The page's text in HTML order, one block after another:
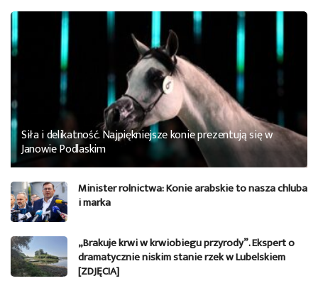
Siła i delikatność. Najpiękniejsze konie prezentują się w
Janowie Podlaskim
Minister rolnictwa: Konie arabskie to nasza chluba
i marka
„Brakuje krwi w krwiobiegu przyrody”. Ekspert o
dramatycznie niskim stanie rzek w Lubelskiem
[ZDJĘCIA]